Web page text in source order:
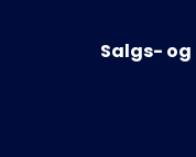
Salgs-